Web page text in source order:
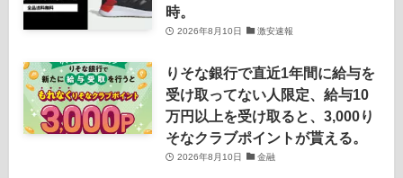
時。
2026年8月10日 激安速報
りそな銀行で直近1年間に給与を
受け取ってない人限定、給与10
万円以上を受け取ると、3,000り
そなクラブポイントが貰える。
2026年8月10日 金融